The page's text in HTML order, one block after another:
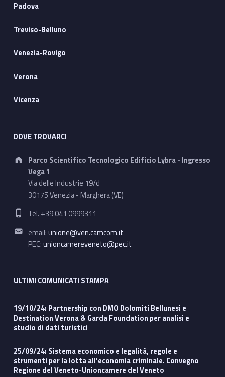
Padova
Treviso-Belluno
Venezia-Rovigo
Verona
Vicenza
DOVE TROVARCI
Address:
Parco Scientifico Tecnologico Edificio Lybra - Ingresso
Vega 1
Via delle Industrie 19/d
30175 Venezia - Marghera (VE)
Phone number:
Tel. +39 041 0999311
Email address:
email:unione@ven.camcom.it
PEC:unioncamereveneto@pec.it
ULTIMI COMUNICATI STAMPA
19/10/24: Partnership con DMO Dolomiti Bellunesi e
Destination Verona & Garda Foundation per analisi e
studio di dati turistici
25/09/24: Sistema economico e legalità, regole e
strumenti per la lotta all’economia criminale. Convegno
Regione del Veneto-Unioncamere del Veneto